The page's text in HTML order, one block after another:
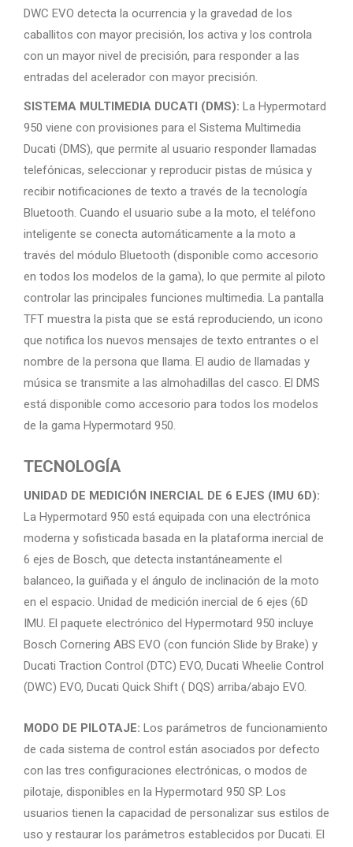
DWC EVO detecta la ocurrencia y la gravedad de los
caballitos con mayor precisión, los activa y los controla
con un mayor nivel de precisión, para responder a las
entradas del acelerador con mayor precisión.
SISTEMA MULTIMEDIA DUCATI (DMS): La Hypermotard
950 viene con provisiones para el Sistema Multimedia
Ducati (DMS), que permite al usuario responder llamadas
telefónicas, seleccionar y reproducir pistas de música y
recibir notificaciones de texto a través de la tecnología
Bluetooth. Cuando el usuario sube a la moto, el teléfono
inteligente se conecta automáticamente a la moto a
través del módulo Bluetooth (disponible como accesorio
en todos los modelos de la gama), lo que permite al piloto
controlar las principales funciones multimedia. La pantalla
TFT muestra la pista que se está reproduciendo, un icono
que notifica los nuevos mensajes de texto entrantes o el
nombre de la persona que llama. El audio de llamadas y
música se transmite a las almohadillas del casco. El DMS
está disponible como accesorio para todos los modelos
de la gama Hypermotard 950.
TECNOLOGÍA
UNIDAD DE MEDICIÓN INERCIAL DE 6 EJES (IMU 6D):
La Hypermotard 950 está equipada con una electrónica
moderna y sofisticada basada en la plataforma inercial de
6 ejes de Bosch, que detecta instantáneamente el
balanceo, la guiñada y el ángulo de inclinación de la moto
en el espacio. Unidad de medición inercial de 6 ejes (6D
IMU. El paquete electrónico del Hypermotard 950 incluye
Bosch Cornering ABS EVO (con función Slide by Brake) y
Ducati Traction Control (DTC) EVO, Ducati Wheelie Control
(DWC) EVO, Ducati Quick Shift ( DQS) arriba/abajo EVO.
MODO DE PILOTAJE: Los parámetros de funcionamiento
de cada sistema de control están asociados por defecto
con las tres configuraciones electrónicas, o modos de
pilotaje, disponibles en la Hypermotard 950 SP. Los
usuarios tienen la capacidad de personalizar sus estilos de
uso y restaurar los parámetros establecidos por Ducati. El